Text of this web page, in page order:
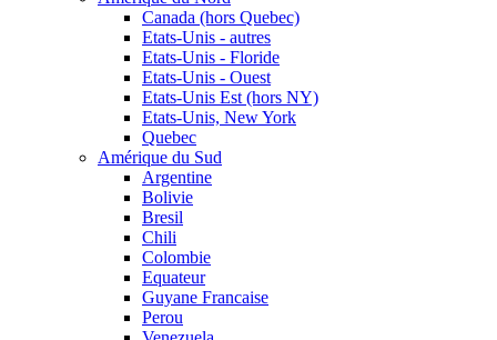
Canada (hors Quebec)
Etats-Unis - autres
Etats-Unis - Floride
Etats-Unis - Ouest
Etats-Unis Est (hors NY)
Etats-Unis, New York
Quebec
Amérique du Sud
Argentine
Bolivie
Bresil
Chili
Colombie
Equateur
Guyane Francaise
Perou